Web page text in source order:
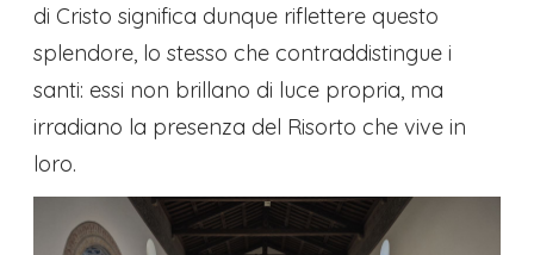
di Cristo significa dunque riflettere questo
splendore, lo stesso che contraddistingue i
santi: essi non brillano di luce propria, ma
irradiano la presenza del Risorto che vive in
loro.